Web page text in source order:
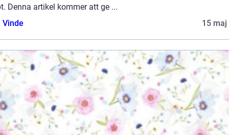
Denna artikel kommer att ge ...
Vinde
15 maj